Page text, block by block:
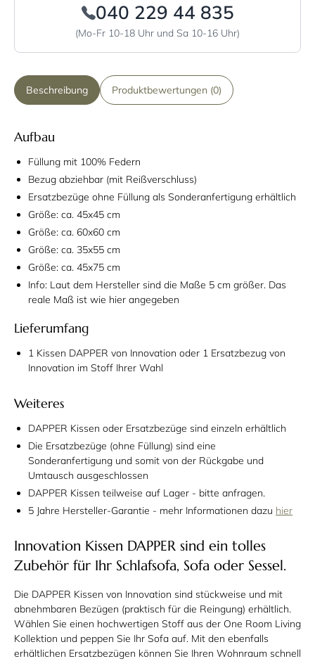
040 229 44 835
(Mo-Fr 10-18 Uhr und Sa 10-16 Uhr)
Beschreibung Produktbewertungen (0)
Aufbau
Füllung mit 100% Federn
Bezug abziehbar (mit Reißverschluss)
Ersatzbezüge ohne Füllung als Sonderanfertigung erhältlich
Größe: ca. 45x45 cm
Größe: ca. 60x60 cm
Größe: ca. 35x55 cm
Größe: ca. 45x75 cm
Info: Laut dem Hersteller sind die Maße 5 cm größer. Das
reale Maß ist wie hier angegeben
Lieferumfang
1 Kissen DAPPER von Innovation oder 1 Ersatzbezug von
Innovation im Stoff Ihrer Wahl
Weiteres
DAPPER Kissen oder Ersatzbezüge sind einzeln erhältlich
Die Ersatzbezüge (ohne Füllung) sind eine
Sonderanfertigung und somit von der Rückgabe und
Umtausch ausgeschlossen
DAPPER Kissen teilweise auf Lager - bitte anfragen.
5 Jahre Hersteller-Garantie - mehr Informationen dazu hier
Innovation Kissen DAPPER sind ein tolles
Zubehör für Ihr Schlafsofa, Sofa oder Sessel.
Die DAPPER Kissen von Innovation sind stückweise und mit
abnehmbaren Bezügen (praktisch für die Reingung) erhältlich.
Wählen Sie einen hochwertigen Stoff aus der One Room Living
Kollektion und peppen Sie Ihr Sofa auf. Mit den ebenfalls
erhältlichen Ersatzbezügen können Sie Ihren Wohnraum schnell